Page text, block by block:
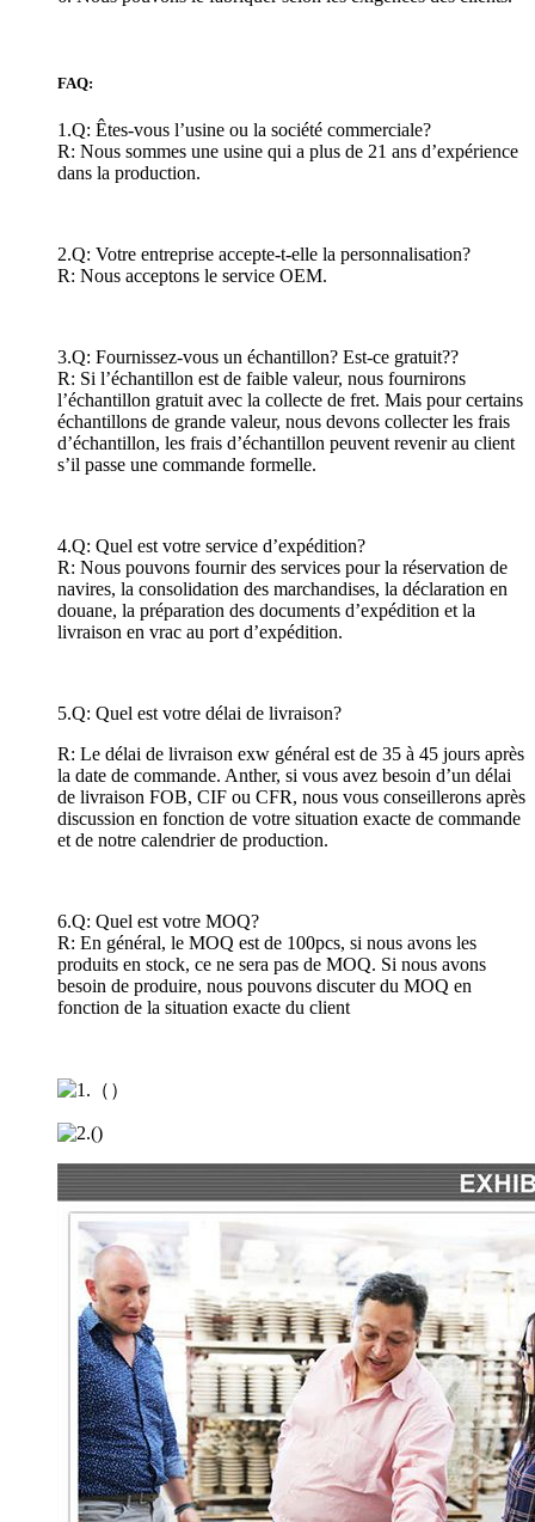
FAQ:
1.Q: Êtes-vous l’usine ou la société commerciale?
R: Nous sommes une usine qui a plus de 21 ans d’expérience
dans la production.
2.Q: Votre entreprise accepte-t-elle la personnalisation?
R: Nous acceptons le service OEM.
3.Q: Fournissez-vous un échantillon? Est-ce gratuit??
R: Si l’échantillon est de faible valeur, nous fournirons
l’échantillon gratuit avec la collecte de fret. Mais pour certains
échantillons de grande valeur, nous devons collecter les frais
d’échantillon, les frais d’échantillon peuvent revenir au client
s’il passe une commande formelle.
4.Q: Quel est votre service d’expédition?
R: Nous pouvons fournir des services pour la réservation de
navires, la consolidation des marchandises, la déclaration en
douane, la préparation des documents d’expédition et la
livraison en vrac au port d’expédition.
5.Q: Quel est votre délai de livraison?
R: Le délai de livraison exw général est de 35 à 45 jours après
la date de commande. Anther, si vous avez besoin d’un délai
de livraison FOB, CIF ou CFR, nous vous conseillerons après
discussion en fonction de votre situation exacte de commande
et de notre calendrier de production.
6.Q: Quel est votre MOQ?
R: En général, le MOQ est de 100pcs, si nous avons les
produits en stock, ce ne sera pas de MOQ. Si nous avons
besoin de produire, nous pouvons discuter du MOQ en
fonction de la situation exacte du client